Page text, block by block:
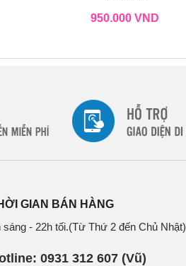
950.000 VND
GIAN BÁN HÀNG
sáng - 22h tối.(Từ Thứ 2 đến Chủ Nhật)
0931 312 607 (Vũ)